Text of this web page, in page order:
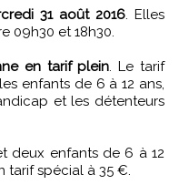
31 août 2016. Elles
09h30 et 18h30.
en tarif plein. Le tarif
enfants de 6 à 12 ans,
et les détenteurs
deux enfants de 6 à 12
tarif spécial à 35 €.